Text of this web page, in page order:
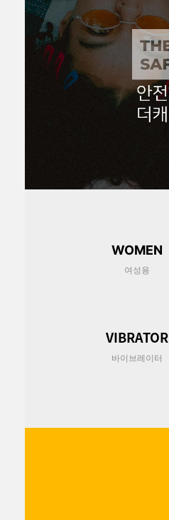
WOMEN
여성용
VIBRATOR
바이브레이터